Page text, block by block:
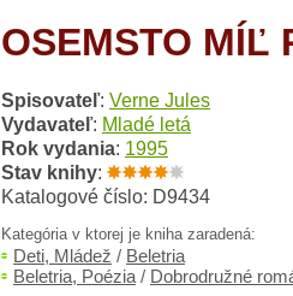
OSEMSTO MÍĽ
Spisovateľ: Verne Jules
Vydavateľ: Mladé letá
Rok vydania: 1995
Stav knihy:
Katalogové číslo: D9434
Kategória v ktorej je kniha zaradená:
Deti, Mládež / Beletria
Beletria, Poézia / Dobrodružné